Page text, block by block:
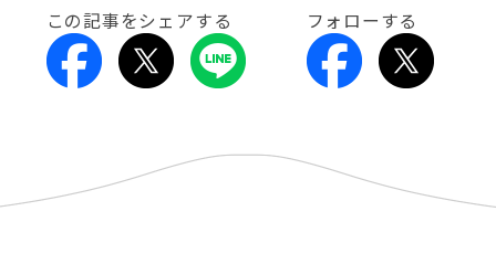
この記事をシェアする フォローする